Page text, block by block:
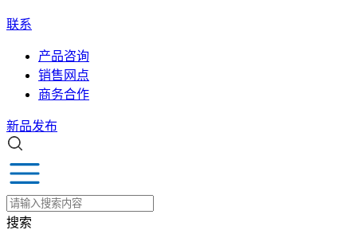
联系
产品咨询
销售网点
商务合作
新品发布
搜索